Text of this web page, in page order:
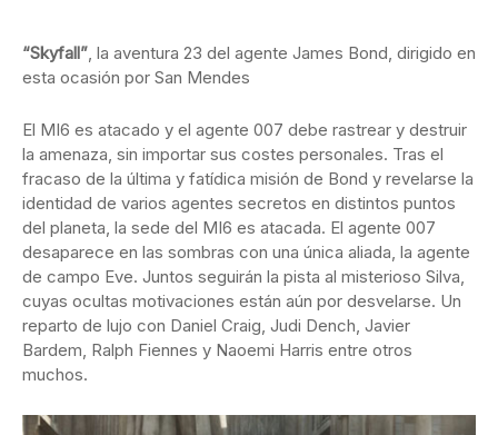
“Skyfall”, la aventura 23 del agente James Bond, dirigido en
esta ocasión por San Mendes
El MI6 es atacado y el agente 007 debe rastrear y destruir
la amenaza, sin importar sus costes personales. Tras el
fracaso de la última y fatídica misión de Bond y revelarse la
identidad de varios agentes secretos en distintos puntos
del planeta, la sede del MI6 es atacada. El agente 007
desaparece en las sombras con una única aliada, la agente
de campo Eve. Juntos seguirán la pista al misterioso Silva,
cuyas ocultas motivaciones están aún por desvelarse. Un
reparto de lujo con Daniel Craig, Judi Dench, Javier
Bardem, Ralph Fiennes y Naoemi Harris entre otros
muchos.